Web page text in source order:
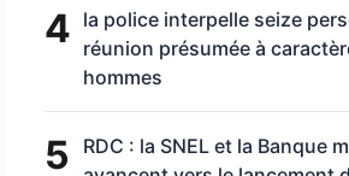
4 la police interpelle seize
réunion présumée à
hommes
5
RDC : la SNEL et la Banque